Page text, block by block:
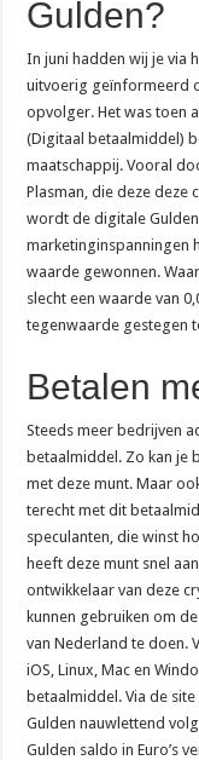
Gulden?
In juni hadden wij je via
uitvoerig geïnformeerd
opvolger. Het was toen
(Digitaal betaalmiddel)
maatschappij. Vooral
Plasman, die deze deze
wordt de digitale
marketinginspanningen
waarde gewonnen.
slecht een waarde van
tegenwaarde gestegen
Betalen
Steeds meer bedrijven
betaalmiddel. Zo kan je
met deze munt. Maar
terecht met dit
speculanten, die winst
heeft deze munt snel
ontwikkelaar van deze
kunnen gebruiken om
van Nederland te doen.
iOS, Linux, Mac en
betaalmiddel. Via de
Gulden nauwlettend
Gulden saldo in Euro’s